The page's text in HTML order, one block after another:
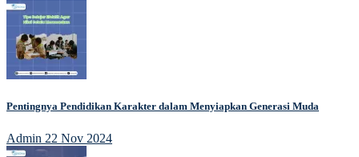
Pentingnya Pendidikan Karakter dalam Menyiapkan Generasi Muda
Admin 22 Nov 2024